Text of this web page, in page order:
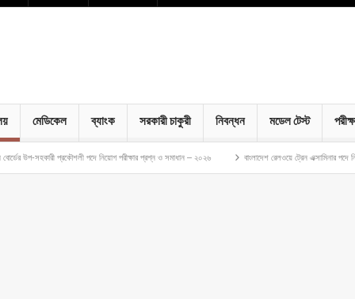
মেডিকেল ব্যাংক সরকারী চাকুরী নিবন্ধন মডেল টেস্ট
প্রকৌশলী পদে নিয়োগ পরীক্ষার প্রশ্ন ও সমাধান – ২০২৬ বাংলাদেশ রেলওয়ে ট্রেন এক্সামিনার পদে নিয়োগ পরীক্ষার